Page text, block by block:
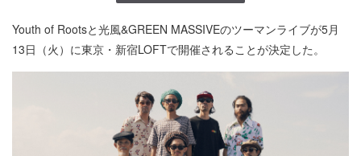
Youth of Rootsと光風&GREEN MASSIVEのツーマンライブが5月
13日（火）に東京・新宿LOFTで開催されることが決定した。